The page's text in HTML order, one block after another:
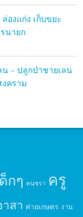
องแก่ง เก็บขยะ
นายก
น – ปลูกป่าชายเลน
คราม
กๆ คนชรา ครู
สา ค่ายเกษตร งาน